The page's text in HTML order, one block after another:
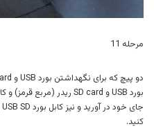
مرحله 11
کنید.